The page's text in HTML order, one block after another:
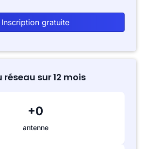
Inscription gratuite
sur 12 mois
+0
antenne